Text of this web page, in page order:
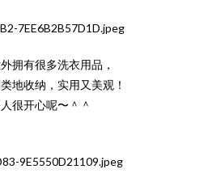
拥有很多洗衣用品，
地收纳，实用又美观！
很开心呢〜＾＾